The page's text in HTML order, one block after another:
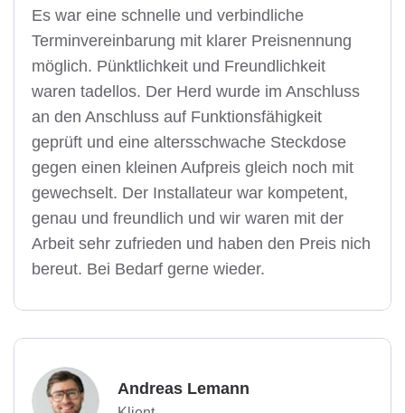
Es war eine schnelle und verbindliche
Terminvereinbarung mit klarer Preisnennung
möglich. Pünktlichkeit und Freundlichkeit
waren tadellos. Der Herd wurde im Anschluss
an den Anschluss auf Funktionsfähigkeit
geprüft und eine altersschwache Steckdose
gegen einen kleinen Aufpreis gleich noch mit
gewechselt. Der Installateur war kompetent,
genau und freundlich und wir waren mit der
Arbeit sehr zufrieden und haben den Preis nich
bereut. Bei Bedarf gerne wieder.
Andreas Lemann